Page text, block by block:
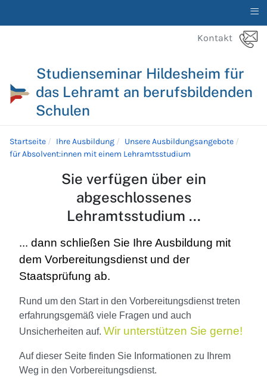
Kontakt
Studienseminar Hildesheim für
das Lehramt an berufsbildenden
Schulen
Startseite Ihre Ausbildung
Unsere Ausbildungsangebote
für Absolvent:innen mit einem Lehramtsstudium
Sie verfügen über ein
abgeschlossenes
Lehramtsstudium ...
... dann schließen Sie Ihre Ausbildung mit
dem Vorbereitungsdienst und der
Staatsprüfung ab.
Rund um den Start in den Vorbereitungsdienst treten
erfahrungsgemäß viele Fragen und auch
Unsicherheiten auf. Wir unterstützen Sie gerne!
Auf dieser Seite finden Sie Informationen zu Ihrem
Weg in den Vorbereitungsdienst.
≡